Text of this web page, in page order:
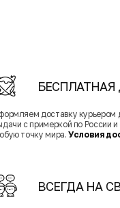
БЕСПЛАТНАЯ
доставку курьером
с примеркой по России
точку мира.Условия
ВСЕГДА НА